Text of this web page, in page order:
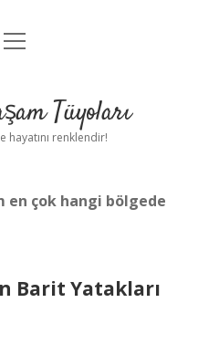
Uyarı
menüyü
Tüyoları
hayatını renklendir!
en çok hangi bölgede
Barit Yatakları